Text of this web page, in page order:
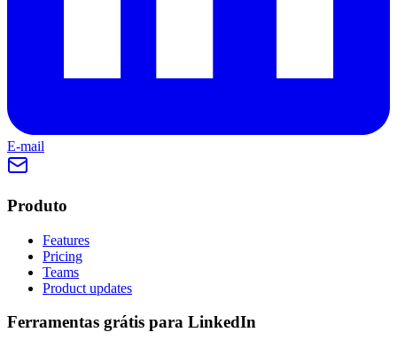
E-mail
Produto
Features
Pricing
Teams
Product updates
Ferramentas grátis para LinkedIn